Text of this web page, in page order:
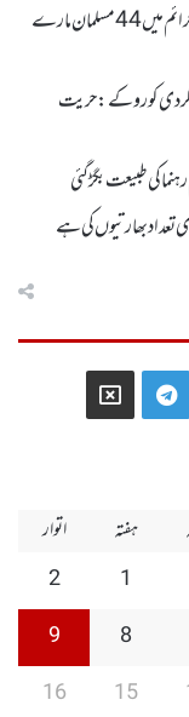
رواں سال اب تک بھارت میں مسلم مخالف نفرت انگیز جرائم میں 44 مسلمان مارے
گردی کو روکے : حریت
کی طبیعت بگڑ گئی
بھارتیوں کی ہے
Telegram
X
ہفتہ
اتوار
1
2
8
9
15
16